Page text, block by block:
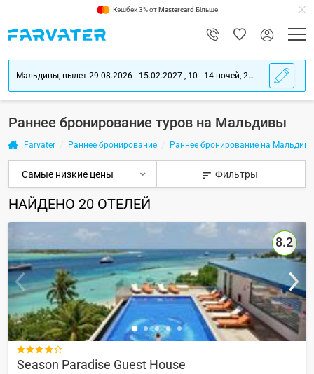
Кэшбек 3% отMastercard Більше
Мальдивы, вылет 29.08.2026 - 15.02.2027 , 10 - 14 ночей, 2 взрослых
Раннее бронирование туров на Мальдивы
Farvater Раннее бронирование Раннее бронирование на
Фильтры
НАЙДЕНО 20 ОТЕЛЕЙ
8.2

Season Paradise Guest House